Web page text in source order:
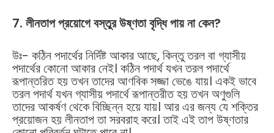
7. লীনতাপ প্রয়োগে বস্তুর উষ্ণতা বৃদ্ধি পায় না কেন?
উঃ- কঠিন পদার্থের নির্দিষ্ট আকার আছে, কিন্তু তরল বা গ্যাসীয়
পদার্থের কোনো আকার নেই। কঠিন পদার্থ যখন তরল পদার্থে
রূপান্তরিত হয় তখন তাদের আণবিক সজ্জা ভেঙে যায়। একই ভাবে
তরল পদার্থ যখন গ্যাসীয় পদার্থে রূপান্তরীত হয় তখন অণুগুলি
তাদের আকর্ষণ থেকে বিচ্ছিন্ন হয়ে যায়। আর এর জন্য যে শক্তির
প্রয়োজন হয় লীনতাপ তা সরবরাহ করে। তাই এই তাপ উষ্ণতার